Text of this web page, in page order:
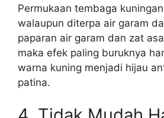
Permukaan tembaga
walaupun diterpa air garam
paparan air garam dan zat
maka efek paling buruknya
warna kuning menjadi hijau
patina.